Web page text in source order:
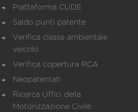
Piattaforma CUDE
Saldo punti patente
Verifica classe ambientale
veicolo
Verifica copertura RCA
Neopatentati
Ricerca Uffici della
Motorizzazione Civile